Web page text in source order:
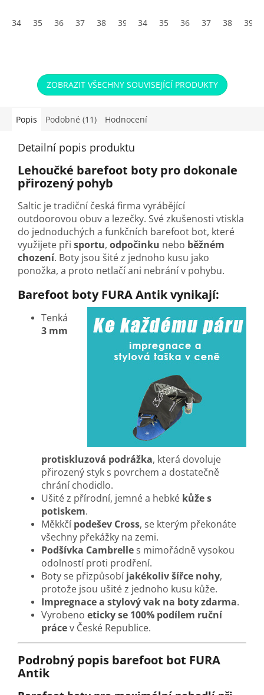
34 35 36 37 38 39 40 41 42 43 44 45
34 35 36 37 38 39
ZOBRAZIT VŠECHNY SOUVISEJÍCÍ PRODUKTY
Popis Podobné (11) Hodnocení
Detailní popis produktu
Lehoučké barefoot boty pro dokonale
přirozený pohyb
Saltic je tradiční česká firma vyrábějící
outdoorovou obuv a lezečky. Své zkušenosti vtiskla
do jednoduchých a funkčních barefoot bot, které
využijete při sportu, odpočinku nebo běžném
chození. Boty jsou šité z jednoho kusu jako
ponožka, a proto netlačí ani nebrání v pohybu.
Barefoot boty FURA Antik vynikají:
Tenká
3 mm
protiskluzová podrážka, která dovoluje
přirozený styk s povrchem a dostatečně
chrání chodidlo.
Ušité z přírodní, jemné a hebké kůže s
potiskem.
Měkkčí podešev Cross, se kterým překonáte
všechny překážky na zemi.
Podšívka Cambrelle s mimořádně vysokou
odolností proti prodření.
Boty se přizpůsobí jakékoliv šířce nohy,
protože jsou ušité z jednoho kusu kůže.
Impregnace a stylový vak na boty zdarma.
Vyrobeno eticky se 100% podílem ruční
prácev České Republice.
Podrobný popis barefoot bot FURA
Antik